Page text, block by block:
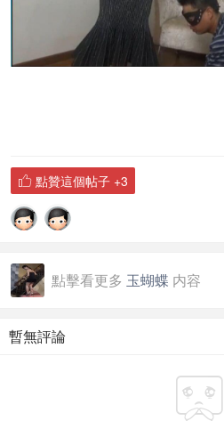
 點贊這個帖子 +3
點擊看更多 玉蝴蝶 内容
暫無評論
